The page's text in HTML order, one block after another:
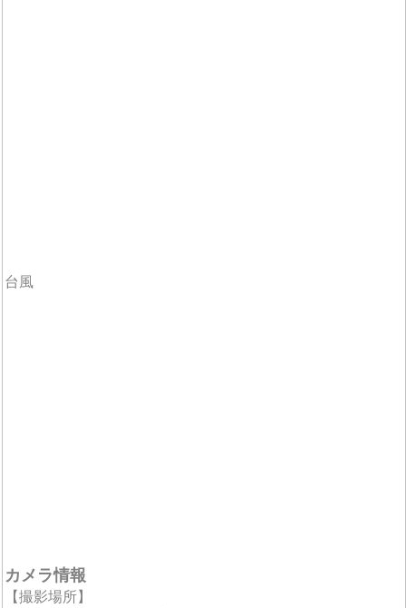
台風
カメラ情報
【撮影場所】